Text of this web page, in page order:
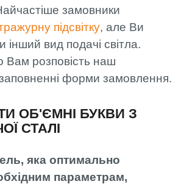
замовники
підсвітку, але Ви
інший вид подачі світла.
Вам розповість наш
форми замовлення.
ОБ'ЄМНІ БУКВИ З
СТАЛІ
яка оптимально
параметрам,